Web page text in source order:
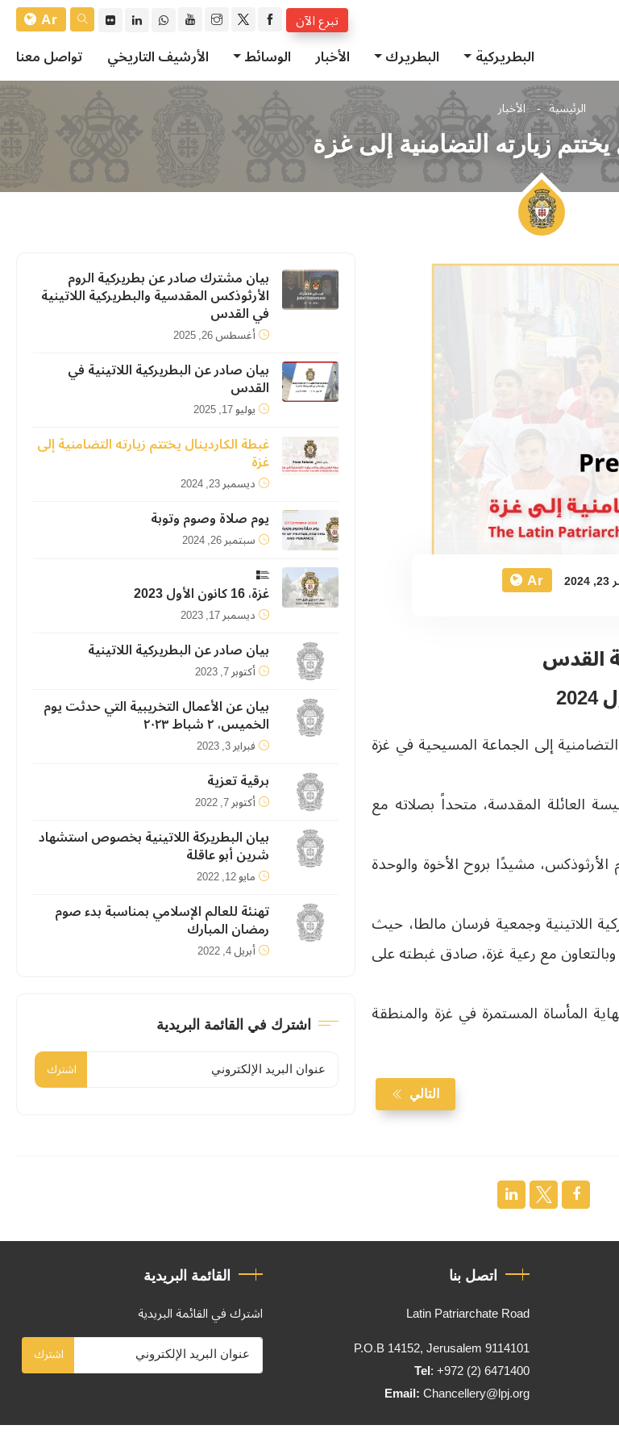
تبرع الآن
Ar
البطريركية
البطريرك الأخبار الوسائط الأرشيف التاريخي تواصل معنا
الرئيسية الأخبار
زيارته التضامنية إلى غزة
Ar
القدس
التضامنية إلى الجماعة المسيحية في غزة
العائلة المقدسة، متحداً بصلاته مع
مشيدًا بروح الأخوة والوحدة
اللاتينية وجمعية فرسان مالطا، حيث
مع رعية غزة، صادق غبطته على
المأساة المستمرة في غزة والمنطقة
التالي
بيان مشترك صادر عن بطريركية الروم
الأرثوذكس المقدسية والبطريركية اللاتينية
في القدس
أغسطس 26, 2025
بيان صادر عن البطريركية اللاتينية في
القدس
يوليو 17, 2025
غبطة الكاردينال يختتم زيارته التضامنية إلى
غزة
ديسمبر 23, 2024
يوم صلاة وصوم وتوبة
سبتمبر 26, 2024
غزة، 16 كانون الأول 2023
ديسمبر 17, 2023
بيان صادر عن البطريركية اللاتينية
أكتوبر 7, 2023
بيان عن الأعمال التخريبية التي حدثت يوم
الخميس، ٢ شباط ٢٠٢٣
فبراير 3, 2023
برقية تعزية
أكتوبر 7, 2022
بيان البطريركة اللاتينية بخصوص استشهاد
شرين أبو عاقلة
مايو 12, 2022
تهنئة للعالم الإسلامي بمناسبة بدء صوم
رمضان المبارك
أبريل 4, 2022
اشترك في القائمة البريدية
اشترك
اتصل بنا
Latin Patriarchate Road
P.O.B 14152, Jerusalem 9114101
Tel: +972 (2) 6471400
Email:Chancellery@lpj.org
القائمة البريدية
اشترك في القائمة البريدية
اشترك